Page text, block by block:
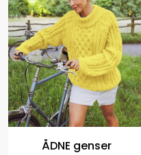
ÅDNE genser